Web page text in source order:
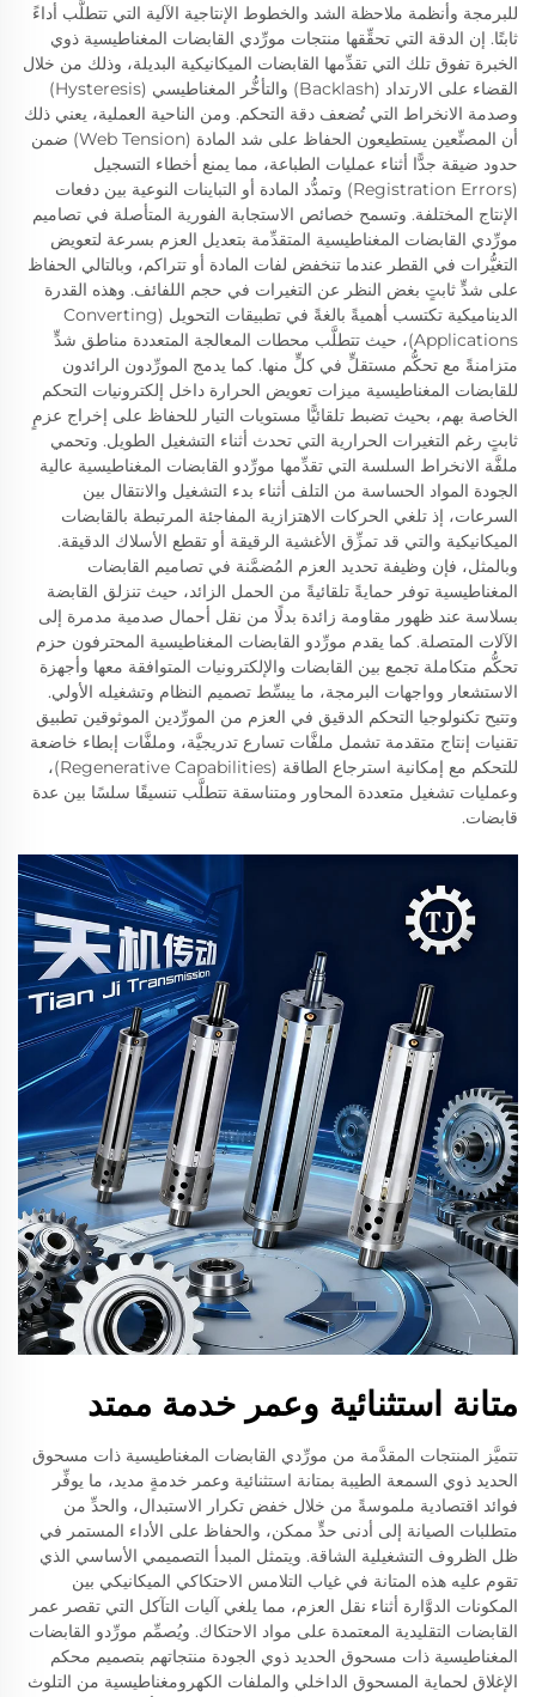
للبرمجة وأنظمة ملاحظة الشد والخطوط الإنتاجية الآلية التي تتطلَّب أداءً
ثابتًا. إن الدقة التي تحقِّقها منتجات مورِّدي القابضات المغناطيسية ذوي
الخبرة تفوق تلك التي تقدِّمها القابضات الميكانيكية البديلة، وذلك من خلال
القضاء على الارتداد (Backlash) والتأخُّر المغناطيسي (Hysteresis)
وصدمة الانخراط التي تُضعف دقة التحكم. ومن الناحية العملية، يعني ذلك
أن المصنِّعين يستطيعون الحفاظ على شد المادة (Web Tension) ضمن
حدود ضيقة جدًّا أثناء عمليات الطباعة، مما يمنع أخطاء التسجيل
(Registration Errors) وتمدُّد المادة أو التباينات النوعية بين دفعات
الإنتاج المختلفة. وتسمح خصائص الاستجابة الفورية المتأصلة في تصاميم
مورِّدي القابضات المغناطيسية المتقدِّمة بتعديل العزم بسرعة لتعويض
التغيُّرات في القطر عندما تنخفض لفات المادة أو تتراكم، وبالتالي الحفاظ
على شدٍّ ثابتٍ بغض النظر عن التغيرات في حجم اللفائف. وهذه القدرة
الديناميكية تكتسب أهميةً بالغةً في تطبيقات التحويل (Converting
Applications)، حيث تتطلَّب محطات المعالجة المتعددة مناطق شدٍّ
متزامنةً مع تحكُّم مستقلٍّ في كلٍّ منها. كما يدمج المورِّدون الرائدون
للقابضات المغناطيسية ميزات تعويض الحرارة داخل إلكترونيات التحكم
الخاصة بهم، بحيث تضبط تلقائيًّا مستويات التيار للحفاظ على إخراج عزمٍ
ثابتٍ رغم التغيرات الحرارية التي تحدث أثناء التشغيل الطويل. وتحمي
ملفَّة الانخراط السلسة التي تقدِّمها مورِّدو القابضات المغناطيسية عالية
الجودة المواد الحساسة من التلف أثناء بدء التشغيل والانتقال بين
السرعات، إذ تلغي الحركات الاهتزازية المفاجئة المرتبطة بالقابضات
الميكانيكية والتي قد تمزِّق الأغشية الرقيقة أو تقطع الأسلاك الدقيقة.
وبالمثل، فإن وظيفة تحديد العزم المُضمَّنة في تصاميم القابضات
المغناطيسية توفر حمايةً تلقائيةً من الحمل الزائد، حيث تنزلق القابضة
بسلاسة عند ظهور مقاومة زائدة بدلًا من نقل أحمال صدمية مدمرة إلى
الآلات المتصلة. كما يقدم مورِّدو القابضات المغناطيسية المحترفون حزم
تحكُّم متكاملة تجمع بين القابضات والإلكترونيات المتوافقة معها وأجهزة
الاستشعار وواجهات البرمجة، ما يبسِّط تصميم النظام وتشغيله الأولي.
وتتيح تكنولوجيا التحكم الدقيق في العزم من المورِّدين الموثوقين تطبيق
تقنيات إنتاج متقدمة تشمل ملفَّات تسارع تدريجيَّة، وملفَّات إبطاء خاضعة
للتحكم مع إمكانية استرجاع الطاقة (Regenerative Capabilities)،
وعمليات تشغيل متعددة المحاور ومتناسقة تتطلَّب تنسيقًا سلسًا بين عدة
قابضات.
متانة استثنائية وعمر خدمة ممتد
تتميَّز المنتجات المقدَّمة من مورِّدي القابضات المغناطيسية ذات مسحوق
الحديد ذوي السمعة الطيبة بمتانة استثنائية وعمر خدمةٍ مديد، ما يوفِّر
فوائد اقتصادية ملموسةً من خلال خفض تكرار الاستبدال، والحدِّ من
متطلبات الصيانة إلى أدنى حدٍّ ممكن، والحفاظ على الأداء المستمر في
ظل الظروف التشغيلية الشاقة. ويتمثل المبدأ التصميمي الأساسي الذي
تقوم عليه هذه المتانة في غياب التلامس الاحتكاكي الميكانيكي بين
المكونات الدوَّارة أثناء نقل العزم، مما يلغي آليات التآكل التي تقصر عمر
القابضات التقليدية المعتمدة على مواد الاحتكاك. ويُصمِّم مورِّدو القابضات
المغناطيسية ذات مسحوق الحديد ذوي الجودة منتجاتهم بتصميم محكم
الإغلاق لحماية المسحوق الداخلي والملفات الكهرومغناطيسية من التلوث